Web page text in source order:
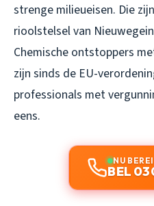
strenge milieueisen. Die
rioolstelsel van
Chemische ontstoppers
zijn sinds de EU-
professionals met
eens.
NU
BEL